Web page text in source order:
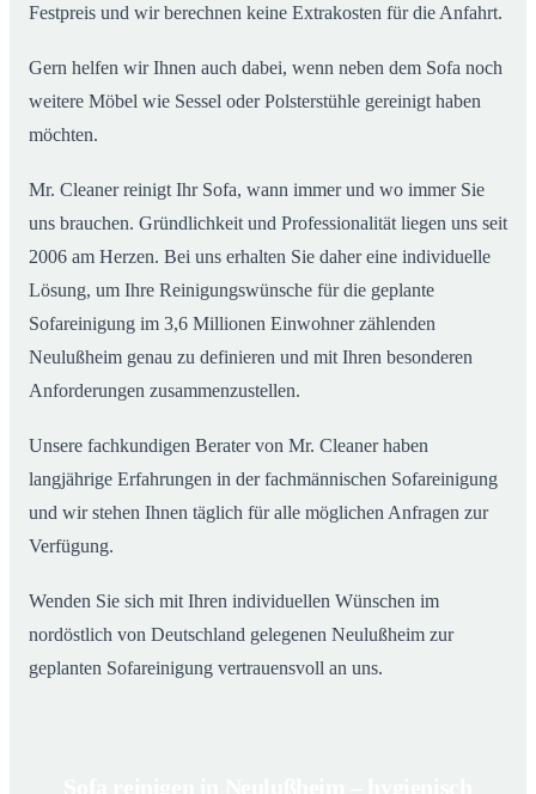
Festpreis und wir berechnen keine Extrakosten für die Anfahrt.
Gern helfen wir Ihnen auch dabei, wenn neben dem Sofa noch
weitere Möbel wie Sessel oder Polsterstühle gereinigt haben
möchten.
Mr. Cleaner reinigt Ihr Sofa, wann immer und wo immer Sie
uns brauchen. Gründlichkeit und Professionalität liegen uns seit
2006 am Herzen. Bei uns erhalten Sie daher eine individuelle
Lösung, um Ihre Reinigungswünsche für die geplante
Sofareinigung im 3,6 Millionen Einwohner zählenden
Neulußheim genau zu definieren und mit Ihren besonderen
Anforderungen zusammenzustellen.
Unsere fachkundigen Berater von Mr. Cleaner haben
langjährige Erfahrungen in der fachmännischen Sofareinigung
und wir stehen Ihnen täglich für alle möglichen Anfragen zur
Verfügung.
Wenden Sie sich mit Ihren individuellen Wünschen im
nordöstlich von Deutschland gelegenen Neulußheim zur
geplanten Sofareinigung vertrauensvoll an uns.